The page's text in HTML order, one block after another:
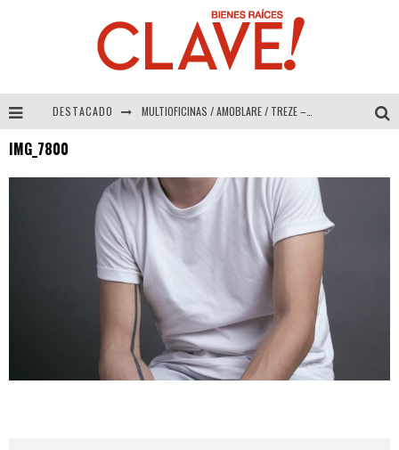
DESTACADO MULTIOFICINAS / AMOBLARE / TREZE – Especial Interiorismo & Decoración 2026
COLINEAL – Especial Interiorismo & Decoración 2026
IMG_7800